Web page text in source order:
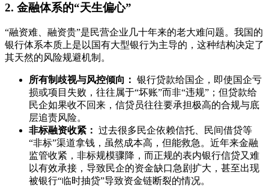
2. 金融体系的“天生偏心”
“融资难、融资贵”是民营企业几十年来的老大难问题。我国的
银行体系本质上是以国有大型银行为主导的，这种结构决定了
其天然的风险规避机制。
所有制歧视与风控倾向： 银行贷款给国企，即使国企亏
损或项目失败，往往属于“坏账”而非“违规”；但贷款给
民企如果收不回来，信贷员往往要承担极高的合规与底
层追责风险。
非标融资收紧： 过去很多民企依赖信托、民间借贷等
“非标”渠道拿钱，虽然成本高，但能救急。近年来金融
监管收紧，非标规模骤降，而正规的表内银行信贷又难
以有效承接，导致民企的资金缺口急剧扩大，甚至出现
被银行“临时抽贷”导致资金链断裂的情况。